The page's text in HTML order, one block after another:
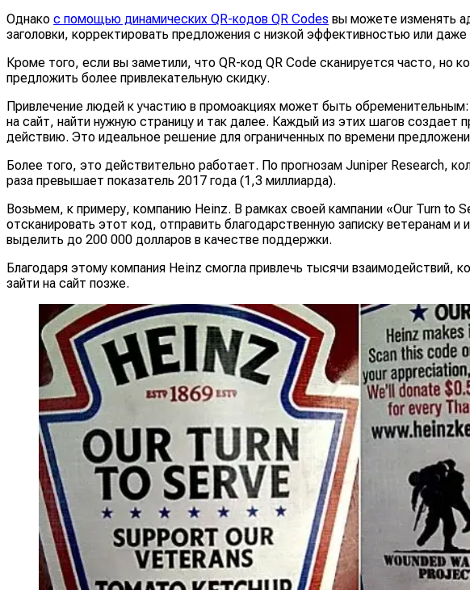
Однако с помощью динамических QR-кодов QR Codes вы можете изменять
заголовки, корректировать предложения с низкой эффективностью или
Кроме того, если вы заметили, что QR-код QR Code сканируется часто, но
предложить более привлекательную скидку.
Привлечение людей к участию в промоакциях может быть
на сайт, найти нужную страницу и так далее. Каждый из этих шагов
действию. Это идеальное решение для ограниченных по времени
Более того, это действительно работает. По прогнозам Juniper Research,
раза превышает показатель 2017 года (1,3 миллиарда).
Возьмем, к примеру, компанию Heinz. В рамках своей кампании «Our Turn to
отсканировать этот код, отправить благодарственную записку ветеранам
выделить до 200 000 долларов в качестве поддержки.
Благодаря этому компания Heinz смогла привлечь тысячи
зайти на сайт позже.